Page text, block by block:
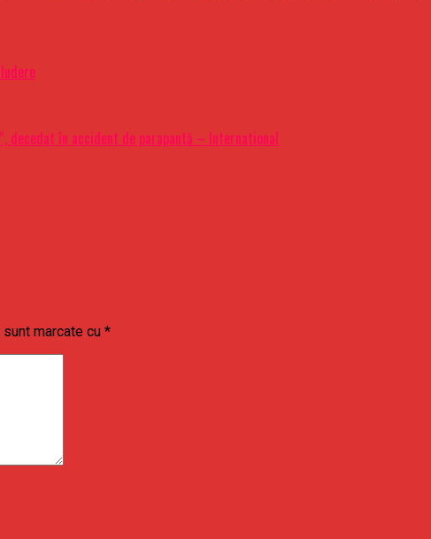
decedat în accident de parapantă – International
marcate cu *